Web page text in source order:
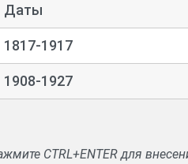
Даты
1817-1917
1908-1927
CTRL+ENTER для